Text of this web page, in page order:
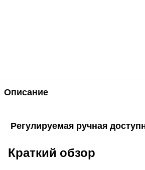
Описание
Регулируемая ручная
Краткий обзор